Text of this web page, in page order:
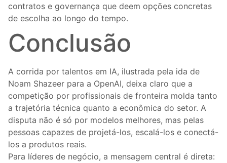
contratos e governança que deem opções concretas
de escolha ao longo do tempo.
Conclusão
A corrida por talentos em IA, ilustrada pela ida de
Noam Shazeer para a OpenAI, deixa claro que a
competição por profissionais de fronteira molda tanto
a trajetória técnica quanto a econômica do setor. A
disputa não é só por modelos melhores, mas pelas
pessoas capazes de projetá-los, escalá-los e conectá-
los a produtos reais.
Para líderes de negócio, a mensagem central é direta: